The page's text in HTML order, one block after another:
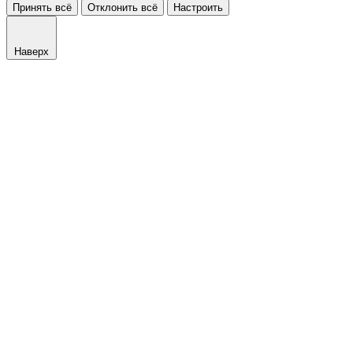
Принять всё Отклонить всё Настроить
Наверх